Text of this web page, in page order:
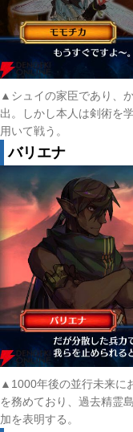
▲シュイの家臣であり、
出。しかし本人は剣術を
用いて戦う。
バリエナ
▲1000年後の並行未来に
を務めており、過去精霊
加を表明する。